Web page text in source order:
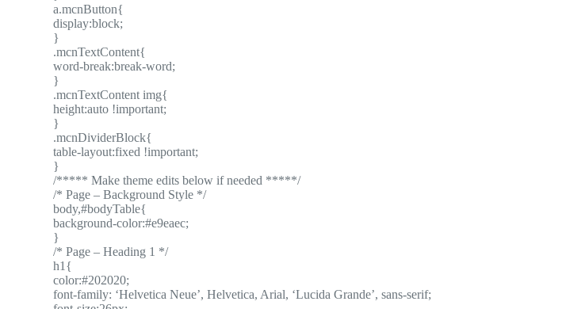
a.mcnButton{
display:block;
}
.mcnTextContent{
word-break:break-word;
}
.mcnTextContent img{
height:auto !important;
}
.mcnDividerBlock{
table-layout:fixed !important;
}
/***** Make theme edits below if needed *****/
/* Page – Background Style */
body,#bodyTable{
background-color:#e9eaec;
}
/* Page – Heading 1 */
h1{
color:#202020;
font-family: ‘Helvetica Neue’, Helvetica, Arial, ‘Lucida Grande’, sans-serif;